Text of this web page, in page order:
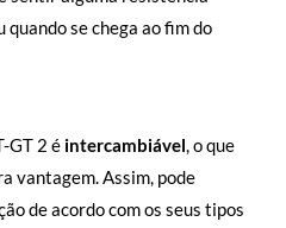
se chega ao fim do
GT 2 é intercambiável, o que
vantagem. Assim, pode
de acordo com os seus tipos